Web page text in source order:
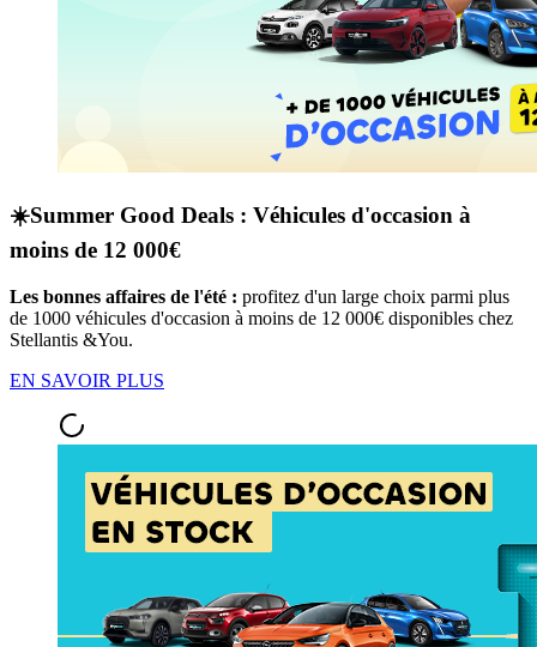
☀️Summer Good Deals : Véhicules d'occasion à
moins de 12 000€
Les bonnes affaires de l'été : profitez d'un large choix parmi plus
de 1000 véhicules d'occasion à moins de 12 000€ disponibles chez
Stellantis &You.
EN SAVOIR PLUS